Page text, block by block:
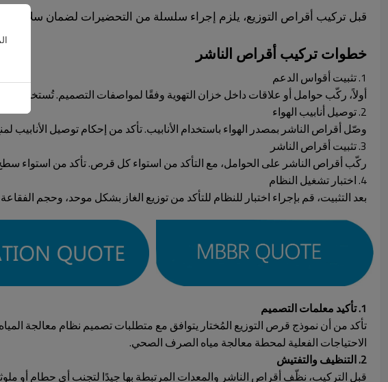
قبل تركيب أقراص التوزيع، يلزم إجراء سلسلة من التحضيرات لضمان سلاسة
خطوات تركيب أقراص الناشر
1. تثبيت أقواس الدعم
أولاً، ركّب حوامل أو علاقات داخل خزان التهوية وفقًا لمواصفات التصميم. تُستخدم
2. توصيل أنابيب الهواء
وصّل أقراص الناشر بمصدر الهواء باستخدام الأنابيب. تأكد من إحكام توصيل الأنابيب
3. تثبيت أقراص الناشر
ركّب أقراص الناشر على الحوامل، مع التأكد من استواء كل قرص. تأكد من استواء
4. اختبار تشغيل النظام
بعد التثبيت، قم بإجراء اختبار للنظام للتأكد من توزيع الغاز بشكل موحد، وحجم
1. تأكيد معلمات التصميم
تأكد من أن نموذج قرص التوزيع المُختار يتوافق مع متطلبات تصميم نظام معالجة
الاحتياجات الفعلية لمحطة معالجة مياه الصرف الصحي.
2. التنظيف والتفتيش
قبل التركيب، نظّف أقراص الناشر والمعدات المرتبطة بها جيدًا لتجنب أي حطام أو